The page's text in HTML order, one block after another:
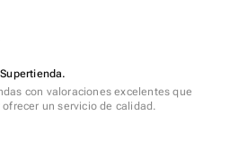
con valoraciones excelentes que
un servicio de calidad.